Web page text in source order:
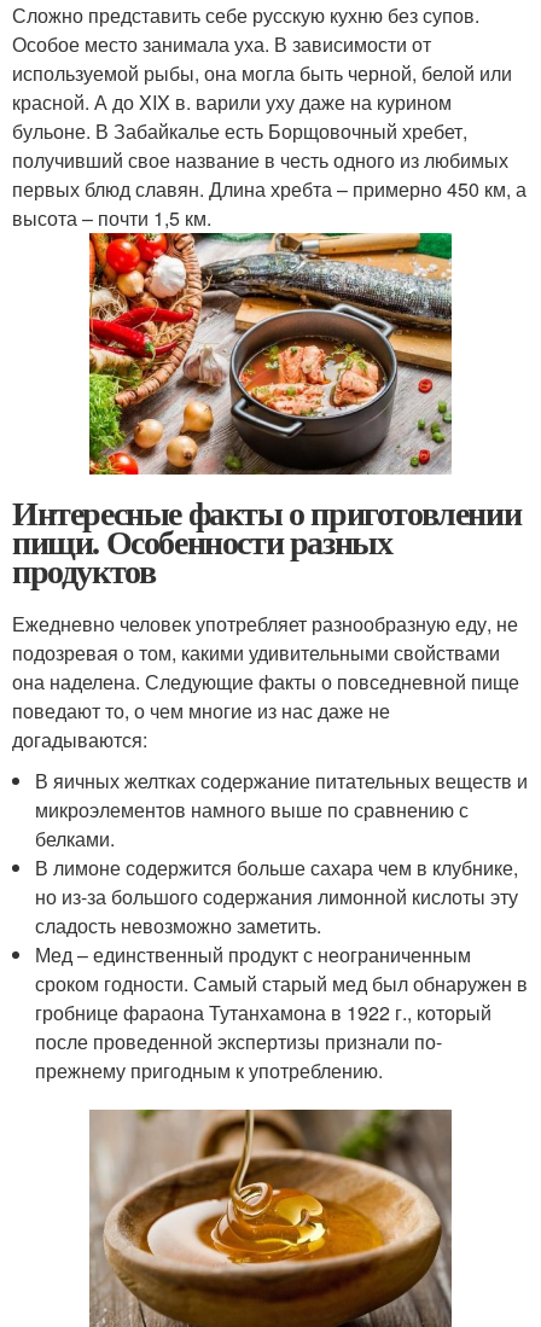
Сложно представить себе русскую кухню без супов.
Особое место занимала уха. В зависимости от
используемой рыбы, она могла быть черной, белой или
красной. А до XIX в. варили уху даже на курином
бульоне. В Забайкалье есть Борщовочный хребет,
получивший свое название в честь одного из любимых
первых блюд славян. Длина хребта – примерно 450 км, а
высота – почти 1,5 км.
Интересные факты о приготовлении
пищи. Особенности разных
продуктов
Ежедневно человек употребляет разнообразную еду, не
подозревая о том, какими удивительными свойствами
она наделена. Следующие факты о повседневной пище
поведают то, о чем многие из нас даже не
догадываются:
В яичных желтках содержание питательных веществ и
микроэлементов намного выше по сравнению с
белками.
В лимоне содержится больше сахара чем в клубнике,
но из-за большого содержания лимонной кислоты эту
сладость невозможно заметить.
Мед – единственный продукт с неограниченным
сроком годности. Самый старый мед был обнаружен в
гробнице фараона Тутанхамона в 1922 г., который
после проведенной экспертизы признали по-
прежнему пригодным к употреблению.